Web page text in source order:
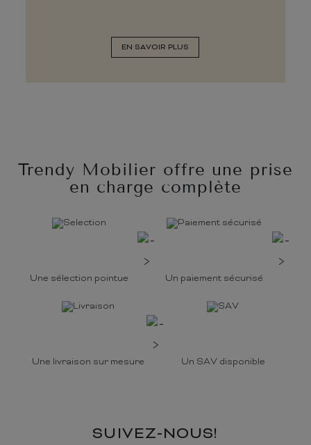
EN SAVOIR PLUS
Trendy Mobilier offre une prise
en charge complète
Une sélection pointue Un paiement sécurisé
Une livraison sur mesure Un SAV disponible
SUIVEZ-NOUS!